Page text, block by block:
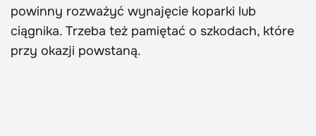
powinny rozważyć wynajęcie koparki lub
ciągnika. Trzeba też pamiętać o szkodach, które
przy okazji powstaną.